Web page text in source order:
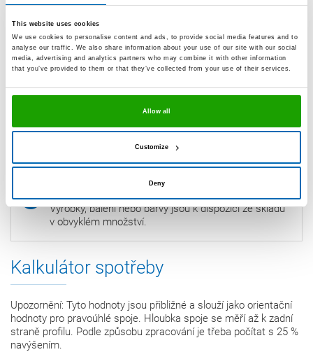
This website uses cookies
We use cookies to personalise content and ads, to provide social media features and to
analyse our traffic. We also share information about your use of our site with our social
media, advertising and analytics partners who may combine it with other information
that you’ve provided to them or that they’ve collected from your use of their services.
Allow all
Customize
Deny
bílá A250-04-C01
Kusů v balení
20
barvy lišit od originálních barev výrobků.
Výrobky, balení nebo barvy jsou k dispozici ze skladu
v obvyklém množství.
Kalkulátor spotřeby
Upozornění: Tyto hodnoty jsou přibližné a slouží jako orientační
hodnoty pro pravoúhlé spoje. Hloubka spoje se měří až k zadní
straně profilu. Podle způsobu zpracování je třeba počítat s 25 %
navýšením.